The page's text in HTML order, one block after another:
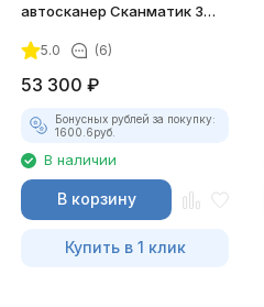
автосканер Сканматик 3
5.0 (6)
53 300 ₽
Бонусных рублей за покупку:
1600.6руб.
В наличии
В корзину
Купить в 1 клик